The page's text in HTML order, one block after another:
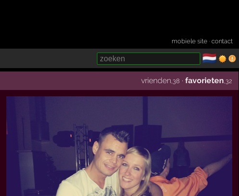
mobiele site ·contact
🇳🇱
vrienden ,38 ·favorieten ,32